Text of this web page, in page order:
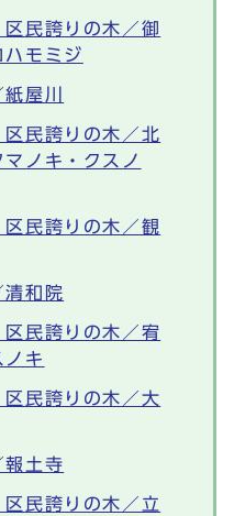
区民誇りの木／御
ハモミジ
屋川
区民誇りの木／北
ノキ・クスノ
区民誇りの木／観
清和院
区民誇りの木／宥
ノキ
区民誇りの木／大
報土寺
区民誇りの木／立